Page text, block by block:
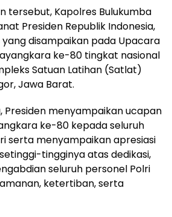
tersebut, Kapolres Bulukumba
Presiden Republik Indonesia,
yang disampaikan pada Upacara
ke-80 tingkat nasional
Satuan Latihan (Satlat)
Jawa Barat.
Presiden menyampaikan ucapan
ke-80 kepada seluruh
serta menyampaikan apresiasi
tingginya atas dedikasi,
seluruh personel Polri
ketertiban, serta